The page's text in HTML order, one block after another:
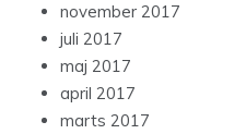
november 2017
juli 2017
maj 2017
april 2017
marts 2017